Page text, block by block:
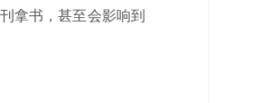
拿书，甚至会影响到